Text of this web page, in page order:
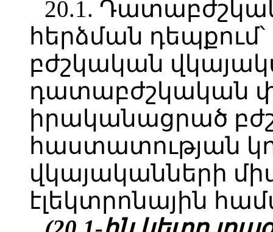
20.1.
հերձման
բժշկական
դատաբժշկական
իրականացրած
հաստատության
վկայականների
էլեկտրոնային